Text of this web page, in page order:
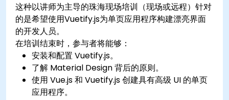
这种以讲师为主导的珠海现场培训（现场或远程）针对
的是希望使用Vuetify.js为单页应用程序构建漂亮界面
的开发人员。
在培训结束时，参与者将能够：
安装和配置 Vuetify.js。
了解 Material Design 背后的原则。
使用 Vue.js 和 Vuetify.js 创建具有高级 UI 的单页
应用程序。